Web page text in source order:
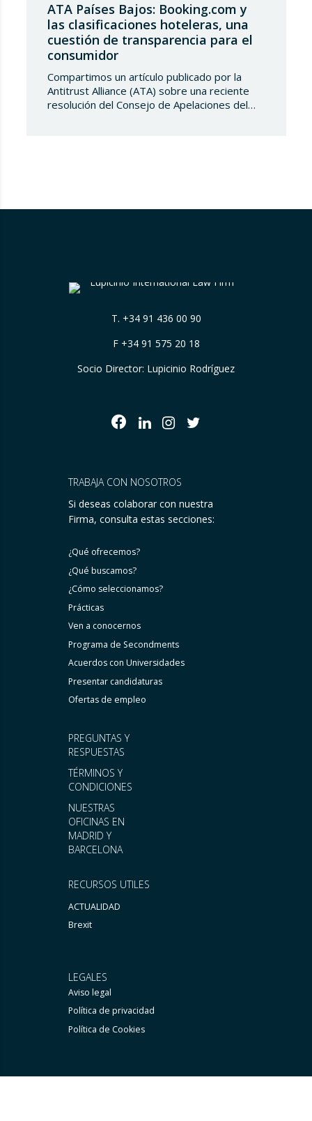
ATA Países Bajos: Booking.com y
las clasificaciones hoteleras, una
cuestión de transparencia para el
consumidor
Compartimos un artículo publicado por la
Antitrust Alliance (ATA) sobre una reciente
resolución del Consejo de Apelaciones del
T. +34 91 436 00 90
F +34 91 575 20 18
Socio Director: Lupicinio Rodríguez
RECURSOS UTILES
ACTUALIDAD
Brexit
PREGUNTAS Y
RESPUESTAS
TÉRMINOS Y
CONDICIONES
NUESTRAS
OFICINAS EN
MADRID Y
BARCELONA
TRABAJA CON NOSOTROS
Si deseas colaborar con nuestra
Firma, consulta estas secciones:
¿Qué ofrecemos?
¿Qué buscamos?
¿Cómo seleccionamos?
Prácticas
Ven a conocernos
Programa de Secondments
Acuerdos con Universidades
Presentar candidaturas
Ofertas de empleo
LEGALES
Aviso legal
Política de privacidad
Política de Cookies